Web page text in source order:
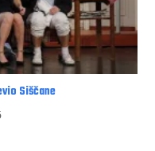
Siščane